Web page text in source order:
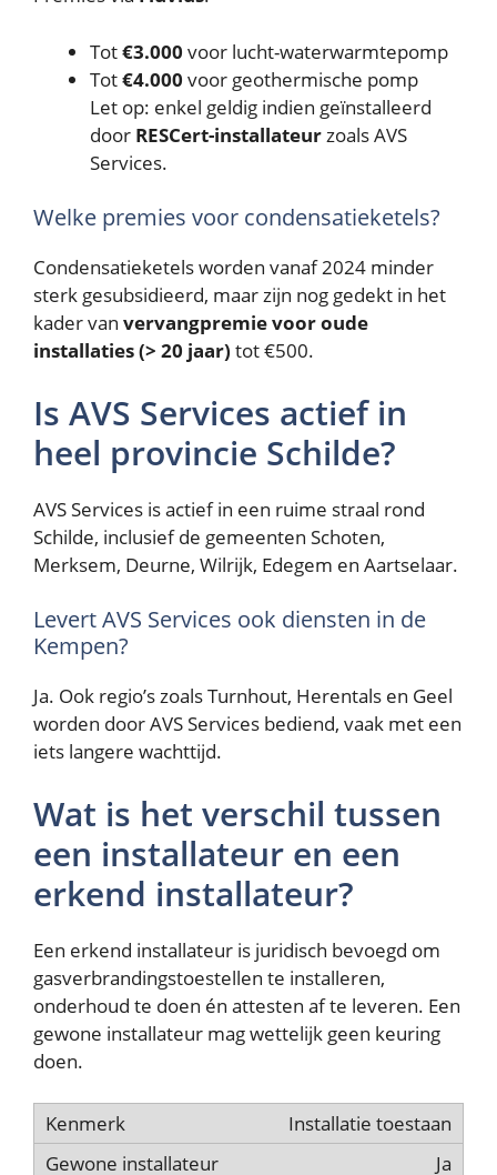
Tot€3.000 voor lucht-waterwarmtepomp
Tot€4.000 voor geothermische pomp
Let op: enkel geldig indien geïnstalleerd
door RESCert-installateurzoals AVS
Services.
Welke premies voor condensatieketels?
Condensatieketels worden vanaf 2024 minder
sterk gesubsidieerd, maar zijn nog gedekt in het
kader van vervangpremie voor oude
installaties (> 20 jaar) tot €500.
Is AVS Services actief in
heel provincie Schilde?
AVS Services is actief in een ruime straal rond
Schilde, inclusief de gemeenten Schoten,
Merksem, Deurne, Wilrijk, Edegem en Aartselaar.
Levert AVS Services ook diensten in de
Kempen?
Ja. Ook regio’s zoals Turnhout, Herentals en Geel
worden door AVS Services bediend, vaak met een
iets langere wachttijd.
Wat is het verschil tussen
een installateur en een
erkend installateur?
Een erkend installateur is juridisch bevoegd om
gasverbrandingstoestellen te installeren,
onderhoud te doen én attesten af te leveren. Een
gewone installateur mag wettelijk geen keuring
doen.
Installatie toestaan
Ja